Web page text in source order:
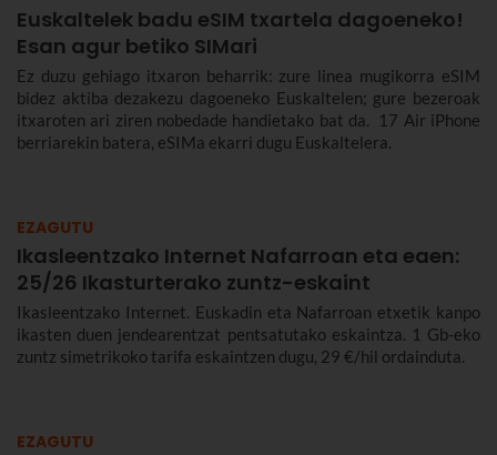
Euskaltelek badu eSIM txartela dagoeneko!
Esan agur betiko SIMari
Ez duzu gehiago itxaron beharrik: zure linea mugikorra eSIM
bidez aktiba dezakezu dagoeneko Euskaltelen; gure bezeroak
itxaroten ari ziren nobedade handietako bat da. 17 Air iPhone
berriarekin batera, eSIMa ekarri dugu Euskaltelera.
EZAGUTU
Ikasleentzako Internet Nafarroan eta eaen:
25/26 Ikasturterako zuntz-eskaint
Ikasleentzako Internet. Euskadin eta Nafarroan etxetik kanpo
ikasten duen jendearentzat pentsatutako eskaintza. 1 Gb-eko
zuntz simetrikoko tarifa eskaintzen dugu, 29 €/hil ordainduta.
EZAGUTU